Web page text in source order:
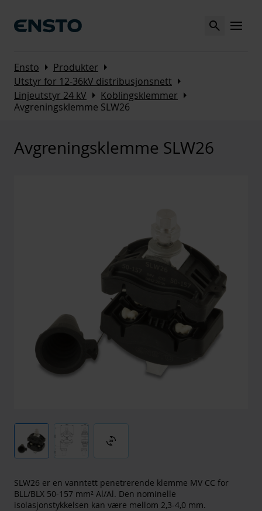
Search MENU
Ensto Arrow_right Produkter Arrow_right
Utstyr for 12-36kV distribusjonsnett Arrow_right
Linjeutstyr 24 kV Arrow_right Koblingsklemmer Arrow_right
Avgreningsklemme SLW26
Avgreningsklemme SLW26
3d_rotation
SLW26 er en vanntett penetrerende klemme MV CC for
BLL/BLX 50-157 mm² Al/Al. Den nominelle
isolasjonstykkelsen kan være mellom 2,3-4,0 mm.